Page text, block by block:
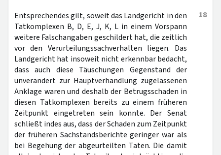
18
Entsprechendes gilt, soweit das Landgericht in den
Tatkomplexen B, D, E, J, K, L in einem Vorspann
weitere Falschangaben geschildert hat, die zeitlich
vor den Verurteilungssachverhalten liegen. Das
Landgericht hat insoweit nicht erkennbar bedacht,
dass auch diese Täuschungen Gegenstand der
unverändert zur Hauptverhandlung zugelassenen
Anklage waren und deshalb der Betrugsschaden in
diesen Tatkomplexen bereits zu einem früheren
Zeitpunkt eingetreten sein konnte. Der Senat
schließt indes aus, dass der Schaden zum Zeitpunkt
der früheren Sachstandsberichte geringer war als
bei Begehung der abgeurteilten Taten. Die damit